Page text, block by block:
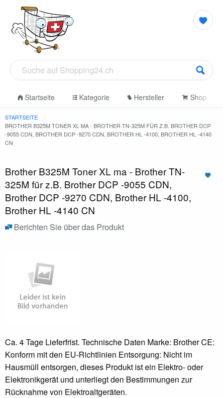
Startseite Kategorie Hersteller Shop
STARTSEITE
BROTHER B325M TONER XL MA - BROTHER TN-325M FÜR Z.B. BROTHER DCP
-9055 CDN, BROTHER DCP -9270 CDN, BROTHER HL -4100, BROTHER HL -4140
CN
Brother B325M Toner XL ma - Brother TN-
325M für z.B. Brother DCP -9055 CDN,
Brother DCP -9270 CDN, Brother HL -4100,
Brother HL -4140 CN
Berichten Sie über das Produkt
Ca. 4 Tage Lieferfrist. Technische Daten Marke: Brother CE:
Konform mit den EU-Richtlinien Entsorgung: Nicht im
Hausmüll entsorgen, dieses Produkt ist ein Elektro- oder
Elektronikgerät und unterliegt den Bestimmungen zur
Rücknahme von Elektroaltgeräten.